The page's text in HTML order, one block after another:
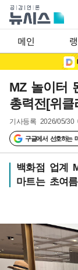
메인
MZ 놀이터
총력전[위
기사등록 2026/05/30
구글에서 선호하는
백화점 업계
마트는 초여